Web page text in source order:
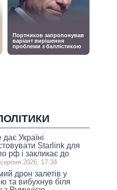
Україні
Starlink для
рф і закликає до
2026, 17:34
дрон залетів у
та вибухнув біля